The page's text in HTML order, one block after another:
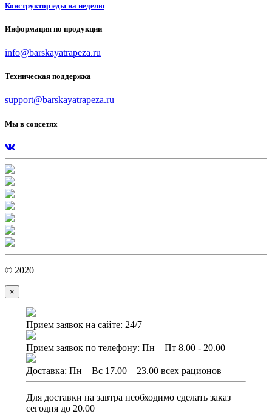
Конструктор еды на неделю
Информация по продукции
info@barskayatrapeza.ru
Техническая поддержка
support@barskayatrapeza.ru
Мы в соцсетях
© 2020
×
Прием заявок на сайте: 24/7
Прием заявок по телефону: Пн – Пт 8.00 - 20.00
Доставка: Пн – Вс 17.00 – 23.00 всех рационов
Для доставки на завтра необходимо сделать заказ
сегодня до 20.00